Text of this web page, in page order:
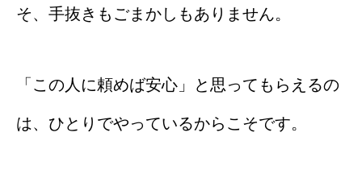
そ、手抜きもごまかしもありません。
「この人に頼めば安心」と思ってもらえるの
は、ひとりでやっているからこそです。